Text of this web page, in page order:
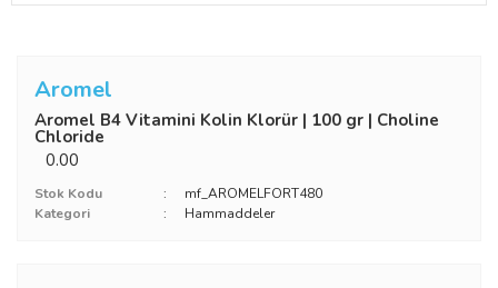
Aromel
Aromel B4 Vitamini Kolin Klorür | 100 gr | Choline
Chloride
0.00
Stok Kodu
mf_AROMELFORT480
Kategori
Hammaddeler